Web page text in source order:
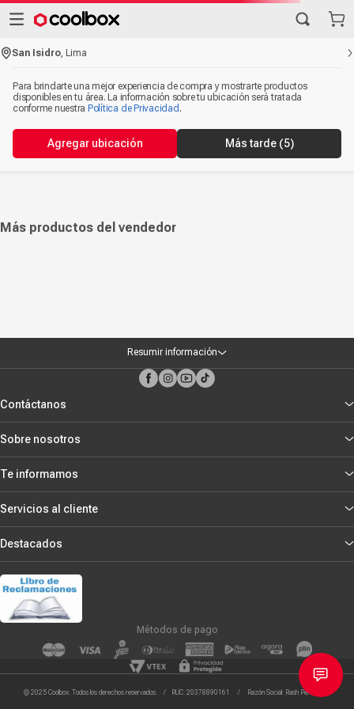
San Isidro ,Lima
Para brindarte una mejor experiencia de compra y mostrarte productos
disponibles en tu área. La información sobre tu ubicación será tratada
conforme nuestra Política de Privacidad .
Agregar ubicación Más tarde (5)
Más productos del vendedor
Resumir información
Contáctanos
Sobre nosotros
Te informamos
Servicios al cliente
Destacados
Métodos de pago
© 2025 Coolbox. Todos los derechos reservados. / RUC: 20378890161 / Razón Social: Rash Peru S.R.L.